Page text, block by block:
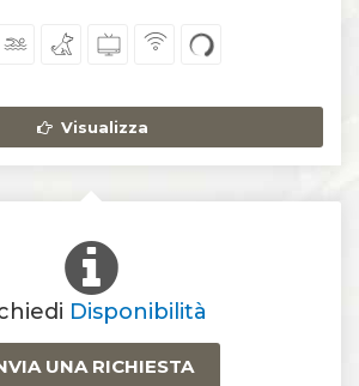
Visualizza
Disponibilità
UNA RICHIESTA